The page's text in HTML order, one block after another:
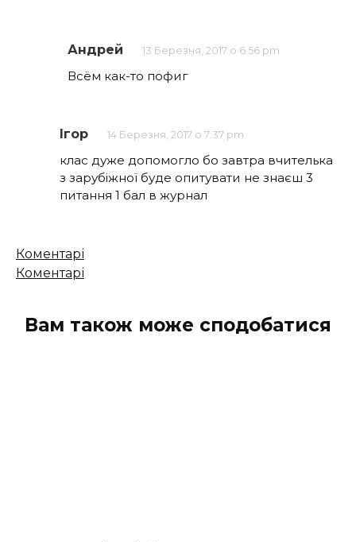
Андрей 13 Березня, 2017 о 6:56 pm
Всём как-то пофиг
Ігор 14 Березня, 2017 о 7:37 pm
клас дуже допомогло бо завтра вчителька
з зарубіжної буде опитувати не знаєш 3
питання 1 бал в журнал
Кількість
коментарів
Коментарі
Коментарі
Вам також може сподобатися